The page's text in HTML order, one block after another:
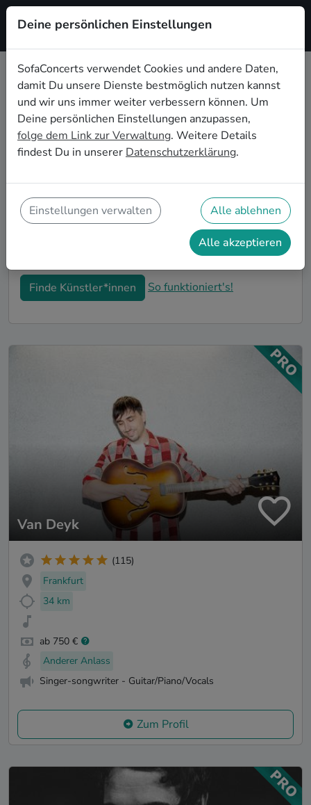
Registrieren
Live-Musik für die
Einweihungsparty in Mainz
Du bist gerade in Deine neue Wohnung eingezogen
und möchtest jetzt die ersten Erinnerungen formen?
in Mainz kannst Du Dir sicher sein, dass Deine
Wohnung im richtigen Glanz erstrahlt. Auf
SofaConcerts findest Du professionelle und
authentische Live-Acts, die perfekt auf Deine
Einweihungsparty in Mainz passen.
Finde Künstler*innen So funktioniert's!
Van Deyk
(115)
Frankfurt
34 km
ab 750 €
Anderer Anlass
Singer-songwriter - Guitar/Piano/Vocals
Zum Profil
Deine persönlichen Einstellungen
SofaConcerts verwendet Cookies und andere Daten,
damit Du unsere Dienste bestmöglich nutzen kannst
und wir uns immer weiter verbessern können. Um
Deine persönlichen Einstellungen anzupassen,
folge dem Link zur Verwaltung. Weitere Details
findest Du in unserer Datenschutzerklärung.
Einstellungen verwalten Alle ablehnen
Alle akzeptieren